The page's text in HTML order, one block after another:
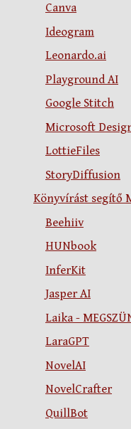
Canva
Ideogram
Leonardo.ai
Playground AI
Google Stitch
Microsoft
LottieFiles
StoryDiffusion
Könyvírást segítő
Beehiiv
HUNbook
InferKit
Jasper AI
Laika -
LaraGPT
NovelAI
NovelCrafter
QuillBot